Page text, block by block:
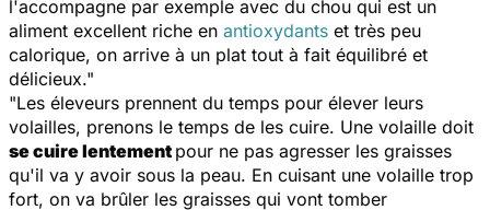
l'accompagne par exemple avec du chou qui est un
aliment excellent riche en antioxydants et très peu
calorique, on arrive à un plat tout à fait équilibré et
délicieux."
"Les éleveurs prennent du temps pour élever leurs
volailles, prenons le temps de les cuire. Une volaille doit
se cuire lentement pour ne pas agresser les graisses
qu'il va y avoir sous la peau. En cuisant une volaille trop
fort, on va brûler les graisses qui vont tomber